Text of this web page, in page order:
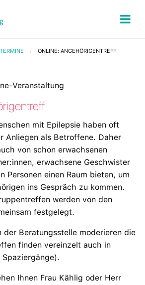
TERMINE ONLINE: ANGEHÖRIGENTREFF
Veranstaltung
mit Epilepsie haben oft
Anliegen als Betroffene. Daher
von schon erwachsenen
erwachsene Geschwister
Personen einen Raum bieten, um
ins Gespräch zu kommen.
werden von den
festgelegt.
der Beratungsstelle moderieren die
finden vereinzelt auch in
Ihnen Frau Kählig oder Herr